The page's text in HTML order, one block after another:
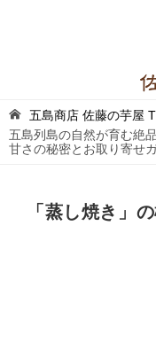
五島商店 佐藤の芋屋
五島列島の自然が育む絶
甘さの秘密とお取り寄せ
「 蒸し焼き 」